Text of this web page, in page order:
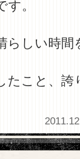
。
らしい時間
たこと、誇